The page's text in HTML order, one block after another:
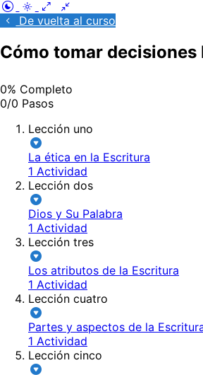
De vuelta al curso
Cómo tomar decisiones
0% Completo
0/0 Pasos
Lección uno
La ética en la Escritura
1 Actividad
Lección dos
Dios y Su Palabra
1 Actividad
Lección tres
Los atributos de la Escritura
1 Actividad
Lección cuatro
Partes y aspectos de la
1 Actividad
Lección cinco